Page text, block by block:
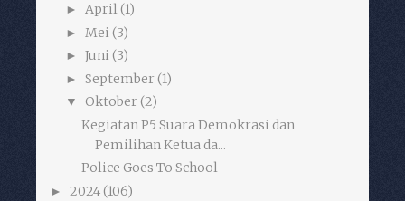
► April(1)
► Mei (3)
► Juni (3)
► September (1)
▼ Oktober (2)
Kegiatan P5 Suara Demokrasi dan
Pemilihan Ketua da...
Police Goes To School
► 2024(106)